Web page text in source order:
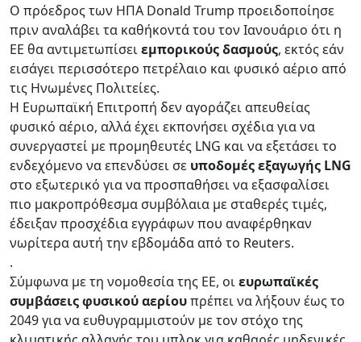
Ο πρόεδρος των ΗΠΑ Donald Trump προειδοποίησε
πριν αναλάβει τα καθήκοντά του τον Ιανουάριο ότι η
ΕΕ θα αντιμετωπίσειεμπορικούς δασμούς, εκτός εάν
εισάγει περισσότερο πετρέλαιο και φυσικό αέριο από
τις Ηνωμένες Πολιτείες.
Η Ευρωπαϊκή Επιτροπή δεν αγοράζει απευθείας
φυσικό αέριο, αλλά έχει εκπονήσει σχέδια για να
συνεργαστεί με προμηθευτές LNG και να εξετάσει το
ενδεχόμενο να επενδύσει σε υποδομές εξαγωγής LNG
στο εξωτερικό για να προσπαθήσει να εξασφαλίσει
πιο μακροπρόθεσμα συμβόλαια με σταθερές τιμές,
έδειξαν προσχέδια εγγράφων που αναφέρθηκαν
νωρίτερα αυτή την εβδομάδα από το Reuters.
.
Σύμφωνα με τη νομοθεσία της ΕΕ, οιευρωπαϊκές
συμβάσεις φυσικού αερίουπρέπει να λήξουν έως το
2049 για να ευθυγραμμιστούν με τον στόχο της